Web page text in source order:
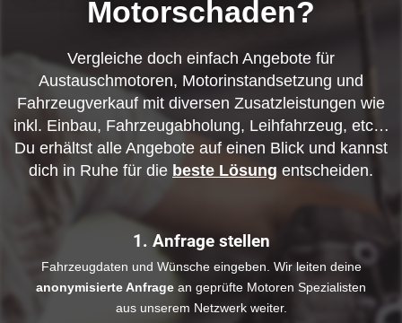
Motorschaden?
Vergleiche doch einfach Angebote für
Austauschmotoren, Motorinstandsetzung und
Fahrzeugverkauf mit diversen Zusatzleistungen wie
inkl. Einbau, Fahrzeugabholung, Leihfahrzeug, etc…
Du erhältst alle Angebote auf einen Blick und kannst
dich in Ruhe für die beste Lösung entscheiden.
1. Anfrage stellen
Fahrzeugdaten und Wünsche eingeben. Wir leiten deine
anonymisierte Anfrage an geprüfte Motoren Spezialisten
aus unserem Netzwerk weiter.